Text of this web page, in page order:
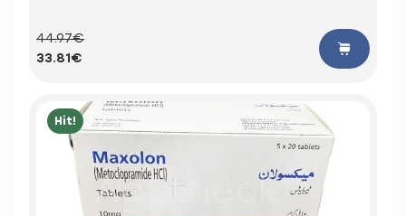
44.97€
33.81€
Hit!